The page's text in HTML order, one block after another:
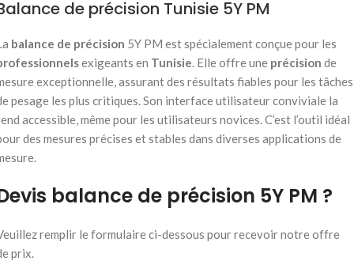
de précision Tunisie 5Y PM
balance de précision 5Y PM est spécialement conçue pour les
exigeants en Tunisie. Elle offre une précision de
exceptionnelle, assurant des résultats fiables pour les tâches
pesage les plus critiques. Son interface utilisateur conviviale la
accessible, même pour les utilisateurs novices. C’est l’outil idéal
des mesures précises et stables dans diverses applications de
balance de précision 5Y PM ?
remplir le formulaire ci-dessous pour recevoir notre offre
prix.